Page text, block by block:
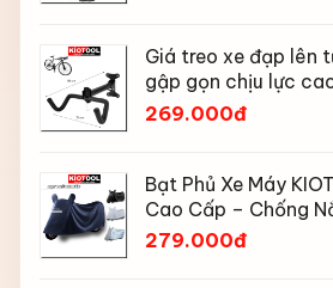
Giá treo xe đạp lên
gập gọn chịu lực
mũ bảo hiểm
269.000đ
Bạt Phủ Xe Máy
Cao Cấp – Chống
Chống Bụi, Chống
279.000đ